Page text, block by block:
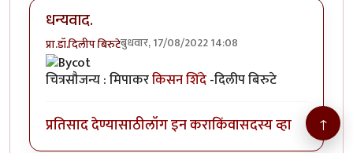
धन्यवाद.
प्रा.डॉ.दिलीप बिरुटेबुधवार, 17/08/2022 14:08
चित्रसौजन्य : मिपाकरकिसन शिंदे-दिलीप बिरुटे
प्रतिसाद देण्यासाठीलॉग इन कराकिंवासदस्य व्हा ↑